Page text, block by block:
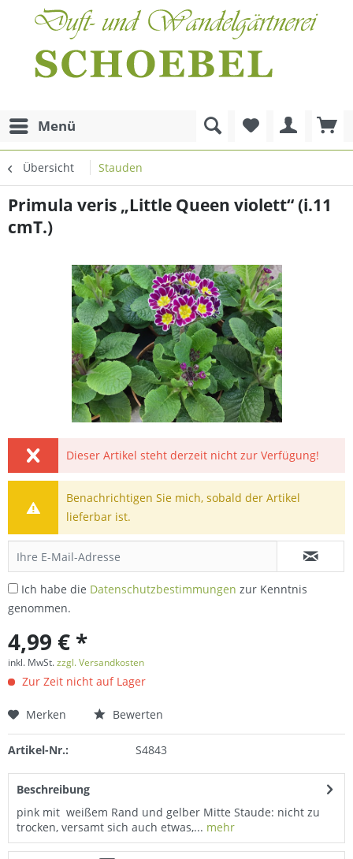
Menü
Übersicht Stauden
Primula veris „Little Queen violett“ (i.11
cmT.)
Dieser Artikel steht derzeit nicht zur Verfügung!
Benachrichtigen Sie mich, sobald der Artikel
lieferbar ist.
Ich habe die Datenschutzbestimmungen zur Kenntnis
genommen.
4,99 € *
inkl. MwSt.zzgl. Versandkosten
Zur Zeit nicht auf Lager
Merken Bewerten
Artikel-Nr.: S4843
Beschreibung
pink mit weißem Rand und gelber Mitte Staude: nicht zu
trocken, versamt sich auch etwas,... mehr